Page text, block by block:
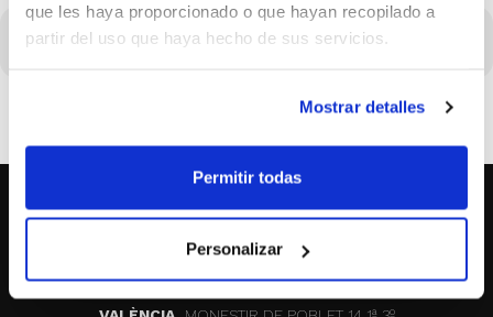
que les haya proporcionado o que hayan recopilado a
partir del uso que haya hecho de sus servicios.
Mostrar detalles
Permitir todas
Personalizar
CALENDARI CALENDARI GOOGLE
SOBRE NOSALTRES